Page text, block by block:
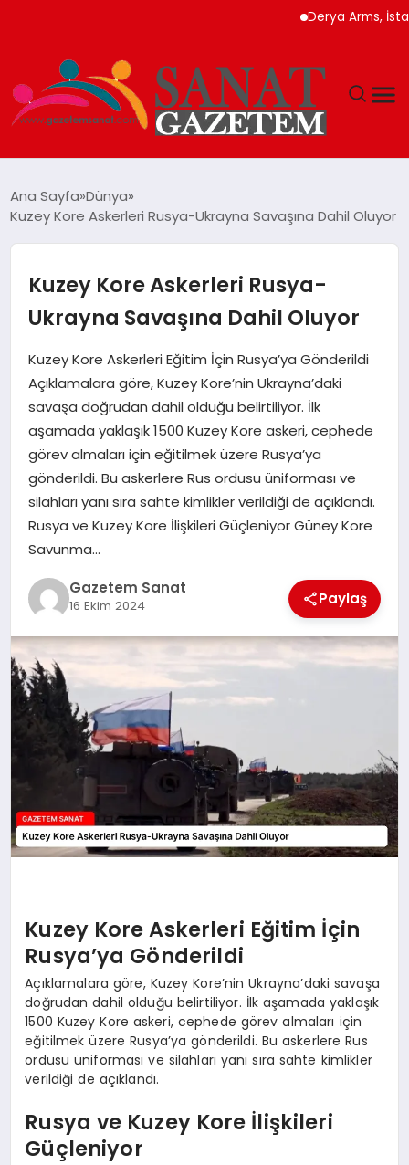
Derya Arms,
TEKNOLOJI
SIYASET
SPOR
YAŞAM
EKONOMI
SAĞLIK
DÜNYA
EĞITIM
Ana Sayfa Dünya
Kuzey Kore Askerleri Rusya-Ukrayna Savaşına Dahil Oluyor
Kuzey Kore Askerleri Rusya-
Ukrayna Savaşına Dahil Oluyor
Kuzey Kore Askerleri Eğitim İçin Rusya’ya Gönderildi
Açıklamalara göre, Kuzey Kore’nin Ukrayna’daki
savaşa doğrudan dahil olduğu belirtiliyor. İlk
aşamada yaklaşık 1500 Kuzey Kore askeri, cephede
görev almaları için eğitilmek üzere Rusya’ya
gönderildi. Bu askerlere Rus ordusu üniforması ve
silahları yanı sıra sahte kimlikler verildiği de açıklandı.
Rusya ve Kuzey Kore İlişkileri Güçleniyor Güney Kore
Savunma…
Gazetem Sanat
16 Ekim 2024 Paylaş
Kuzey Kore Askerleri Eğitim İçin
Rusya’ya Gönderildi
Açıklamalara göre, Kuzey Kore’nin Ukrayna’daki savaşa
doğrudan dahil olduğu belirtiliyor. İlk aşamada yaklaşık
1500 Kuzey Kore askeri, cephede görev almaları için
eğitilmek üzere Rusya’ya gönderildi. Bu askerlere Rus
ordusu üniforması ve silahları yanı sıra sahte kimlikler
verildiği de açıklandı.
Rusya ve Kuzey Kore İlişkileri
Güçleniyor